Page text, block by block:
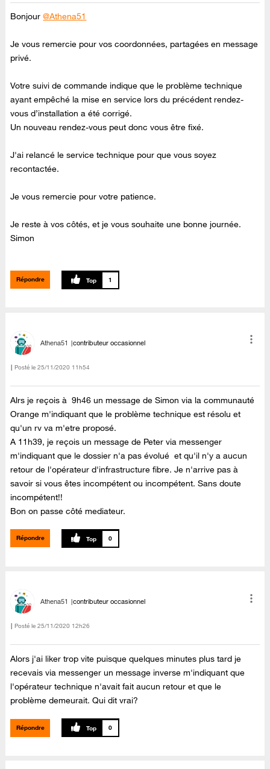
Bonjour@Athena51
Je vous remercie pour vos coordonnées, partagées en message
privé.
Votre suivi de commande indique que le problème technique
ayant empêché la mise en service lors du précédent rendez-
vous d’installation a été corrigé.
Un nouveau rendez-vous peut donc vous être fixé.
J'ai relancé le service technique pour que vous soyez
recontactée.
Je vous remercie pour votre patience.
Je reste à vos côtés, et je vous souhaite une bonne journée.
Simon
Répondre 1
Athena51 contributeur occasionnel
Posté le ‎25/11/2020 11h54
Alrs je reçois à 9h46 un message de Simon via la communauté
Orange m'indiquant que le problème technique est résolu et
qu'un rv va m'etre proposé.
A 11h39, je reçois un message de Peter via messenger
m'indiquant que le dossier n'a pas évolué et qu'il n'y a aucun
retour de l'opérateur d'infrastructure fibre. Je n'arrive pas à
savoir si vous êtes incompétent ou incompétent. Sans doute
incompétent!!
Bon on passe côté mediateur.
Répondre 0
Athena51 contributeur occasionnel
Posté le ‎25/11/2020 12h26
Alors j'ai liker trop vite puisque quelques minutes plus tard je
recevais via messenger un message inverse m'indiquant que
l'opérateur technique n'avait fait aucun retour et que le
problème demeurait. Qui dit vrai?
Répondre 0